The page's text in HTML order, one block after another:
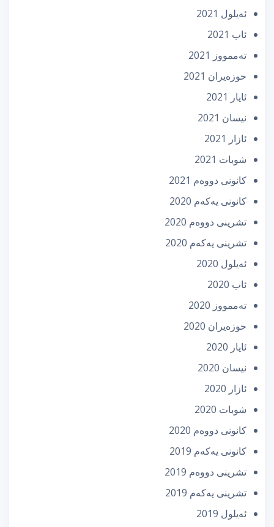
ئه‌یلول 2021
ئاب 2021
تەممووز 2021
حوزه‌یران 2021
ئایار 2021
نیسان 2021
ئازار 2021
شوبات 2021
كانونی دووه‌م 2021
كانونی یه‌كه‌م 2020
تشرینی دووه‌م 2020
تشرینی یه‌كه‌م 2020
ئه‌یلول 2020
ئاب 2020
تەممووز 2020
حوزه‌یران 2020
ئایار 2020
نیسان 2020
ئازار 2020
شوبات 2020
كانونی دووه‌م 2020
كانونی یه‌كه‌م 2019
تشرینی دووه‌م 2019
تشرینی یه‌كه‌م 2019
ئه‌یلول 2019